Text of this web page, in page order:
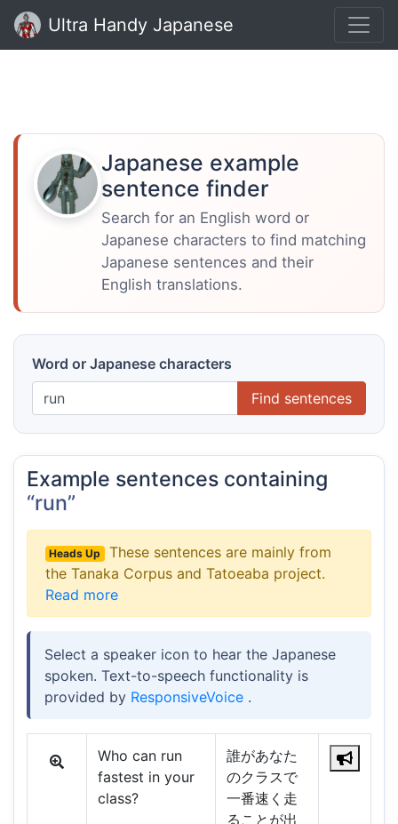
Ultra Handy Japanese
Japanese example
sentence finder
Search for an English word or
Japanese characters to find matching
Japanese sentences and their
English translations.
Word or Japanese characters
Find sentences
Example sentences containing
“run”
Heads Up
These sentences are mainly from
the Tanaka Corpus and Tatoeaba project.
Read more
Select a speaker icon to hear the Japanese
spoken. Text-to-speech functionality is
provided by ResponsiveVoice .
Who can run
fastest in your
class?
誰があなた
のクラスで
一番速く走
ることが出